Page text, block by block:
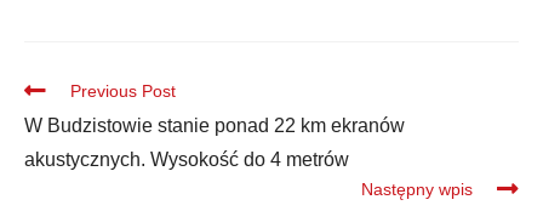
Previous Post
W Budzistowie stanie ponad 22 km ekranów
akustycznych. Wysokość do 4 metrów
Następny wpis